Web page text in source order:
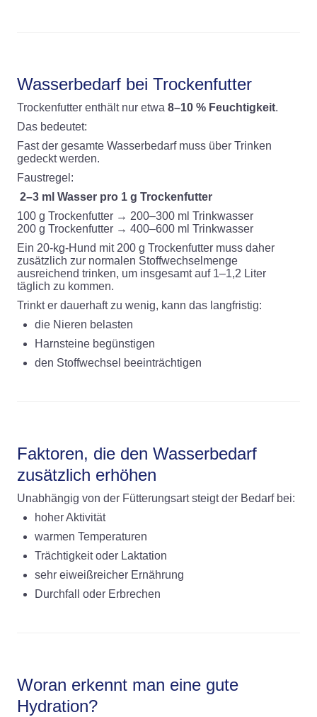
Wasserbedarf bei Trockenfutter
Trockenfutter enthält nur etwa 8–10 % Feuchtigkeit.
Das bedeutet:
Fast der gesamte Wasserbedarf muss über Trinken
gedeckt werden.
Faustregel:
2–3 ml Wasser pro 1 g Trockenfutter
100 g Trockenfutter → 200–300 ml Trinkwasser
200 g Trockenfutter → 400–600 ml Trinkwasser
Ein 20-kg-Hund mit 200 g Trockenfutter muss daher
zusätzlich zur normalen Stoffwechselmenge
ausreichend trinken, um insgesamt auf 1–1,2 Liter
täglich zu kommen.
Trinkt er dauerhaft zu wenig, kann das langfristig:
die Nieren belasten
Harnsteine begünstigen
den Stoffwechsel beeinträchtigen
Faktoren, die den Wasserbedarf
zusätzlich erhöhen
Unabhängig von der Fütterungsart steigt der Bedarf bei:
hoher Aktivität
warmen Temperaturen
Trächtigkeit oder Laktation
sehr eiweißreicher Ernährung
Durchfall oder Erbrechen
Woran erkennt man eine gute
Hydration?